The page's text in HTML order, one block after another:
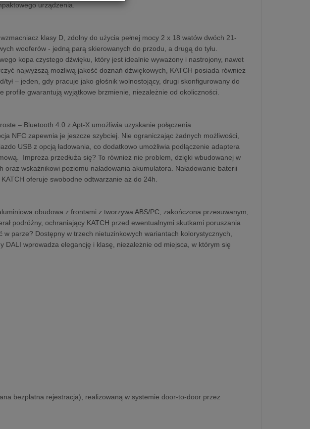
urządzenia.
klasy D, zdolny do użycia pełnej mocy 2 x 18 watów dwóch 21-
wooferów - jedną parą skierowanych do przodu, a drugą do tyłu.
kopa czystego dźwięku, który jest idealnie wyważony i nastrojony, nawet
najwyższą możliwą jakość doznań dźwiękowych, KATCH posiada również
– jeden, gdy pracuje jako głośnik wolnostojący, drugi skonfigurowany do
profile gwarantują wyjątkowe brzmienie, niezależnie od okoliczności.
– Bluetooth 4.0 z Apt-X umożliwia uzyskanie połączenia
NFC zapewnia je jeszcze szybciej. Nie ograniczając żadnych możliwości,
USB z opcją ładowania, co dodatkowo umożliwia podłączenie adaptera
Impreza przedłuża się? To również nie problem, dzięki wbudowanej w
wskaźnikowi poziomu naładowania akumulatora. Naładowanie baterii
oferuje swobodne odtwarzanie aż do 24h.
obudowa z frontami z tworzywa ABS/PC, zakończona przesuwanym,
podróżny, ochraniający KATCH przed ewentualnymi skutkami poruszania
parze? Dostępny w trzech nietuzinkowych wariantach kolorystycznych,
DALI wprowadza elegancję i klasę, niezależnie od miejsca, w którym się
bezpłatna rejestracja), realizowaną w systemie door-to-door przez